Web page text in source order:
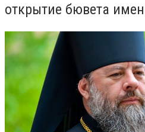
открытие бювета